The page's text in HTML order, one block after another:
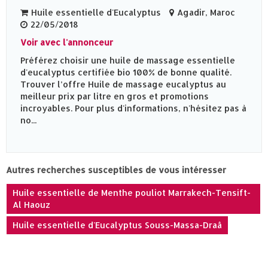
Huile essentielle d'Eucalyptus
Agadir, Maroc
22/05/2018
Voir avec l'annonceur
Préférez choisir une huile de massage essentielle
d'eucalyptus certifiée bio 100% de bonne qualité.
Trouver l’offre Huile de massage eucalyptus au
meilleur prix par litre en gros et promotions
incroyables. Pour plus d'informations, n'hésitez pas à
no...
Autres recherches susceptibles de vous intéresser
Huile essentielle de Menthe pouliot Marrakech-Tensift-
Al Haouz
Huile essentielle d'Eucalyptus Souss-Massa-Draâ